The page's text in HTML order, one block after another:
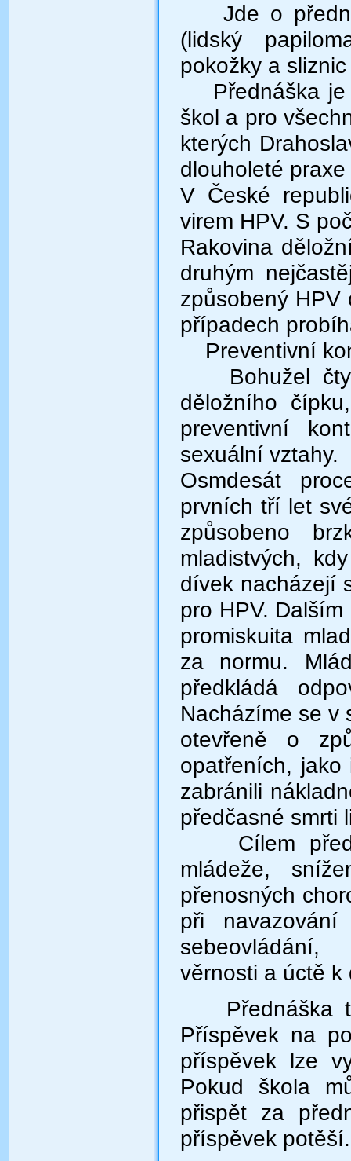
Jde o
(lidský
pokožky a
Přednáška je
škol a pro
kterých
dlouholeté
V České
virem HPV. S
Rakovina
druhým
způsobený HPV
případech
Preventivní
Bohužel
děložního
preventivní
sexuální vztahy.
Osmdesát
prvních tří let
způsobeno
mladistvých,
dívek nacházejí
pro HPV.
promiskuita
za normu.
předkládá
Nacházíme se v
otevřeně o
opatřeních,
zabránili
předčasné smrti
Cílem
mládeže,
přenosných
při
sebeovládání,
věrnosti a úctě
Přednáška
Příspěvek na
příspěvek lze
Pokud škola
přispět za
příspěvek potěší.